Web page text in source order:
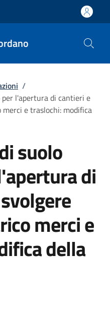
/
per l'apertura di cantieri e
e traslochi: modifica
suolo
di
merci e
della